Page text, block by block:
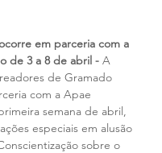
em parceria com a
de 3 a 8 de abril - A
de Gramado
com a Apae
semana de abril,
especiais em alusão
sobre o